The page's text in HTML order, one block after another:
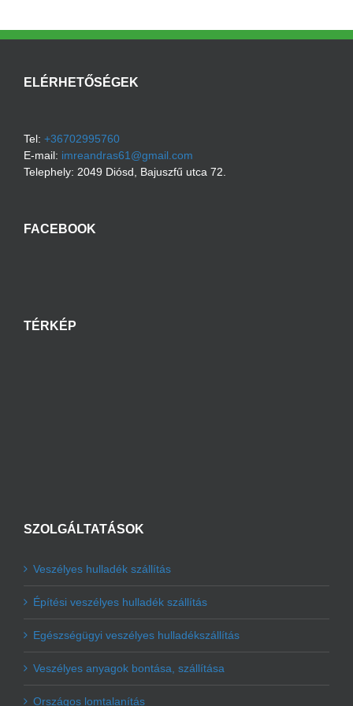
ELÉRHETŐSÉGEK
Tel: +36702995760
E-mail: imreandras61@gmail.com
Telephely: 2049 Diósd Bajuszfű utca 72.
FACEBOOK
TÉRKÉP
SZOLGÁLTATÁSOK
Veszélyes hulladék szállítás
Építési veszélyes hulladék szállítás
Egészségügyi veszélyes hulladékszállítás
Veszélyes anyagok bontása, szállítása
Országos lomtalanítás